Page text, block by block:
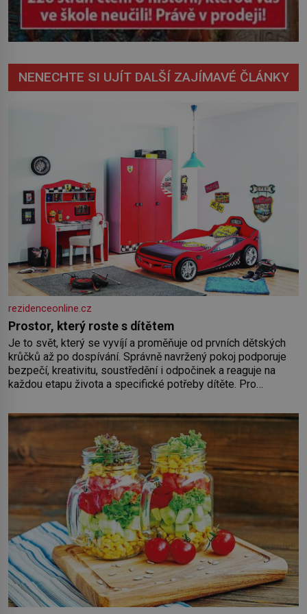
NENECHTE SI UJÍT DALŠÍ ZAJÍMAVÉ ČLÁNKY
rezidenceonline.cz
Prostor, který roste s dítětem
Je to svět, který se vyvíjí a proměňuje od prvních dětských
krůčků až po dospívání. Správně navržený pokoj podporuje
bezpečí, kreativitu, soustředění i odpočinek a reaguje na
každou etapu života a specifické potřeby dítěte. Pro
by pokoj miminka měl působit především klidně a útulně.
Předškolní věk je